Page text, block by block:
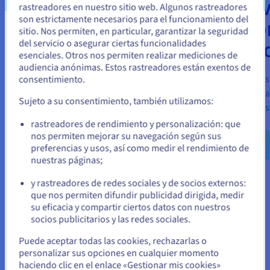
ADVANCE
Potencia y fiabilidad para la
mayoría de las cargas de
trabajo.
backup
Discover
¿En qué se diferencian un VPS y
un servidor dedicado?
Parece que está ubicado en Estados
Unidos
Si quiere hacer un pedido desde Estados Unidos, deberá buscar
el sitio web adecuado y crear una cuenta.
us.ovhcloud.com/vps Inglés USD - $
Permanezca en el sitio web actual
rastreadores en nuestro sitio web. Algunos rastreadores
son estrictamente necesarios para el funcionamiento del
sitio. Nos permiten, en particular, garantizar la seguridad
del servicio o asegurar ciertas funcionalidades
esenciales. Otros nos permiten realizar mediciones de
audiencia anónimas. Estos rastreadores están exentos de
consentimiento.
Sujeto a su consentimiento, también utilizamos:
rastreadores de rendimiento y personalización: que
nos permiten mejorar su navegación según sus
preferencias y usos, así como medir el rendimiento de
nuestras páginas;
y rastreadores de redes sociales y de socios externos:
que nos permiten difundir publicidad dirigida, medir
su eficacia y compartir ciertos datos con nuestros
socios publicitarios y las redes sociales.
Puede aceptar todas las cookies, rechazarlas o
personalizar sus opciones en cualquier momento
haciendo clic en el enlace «Gestionar mis cookies»